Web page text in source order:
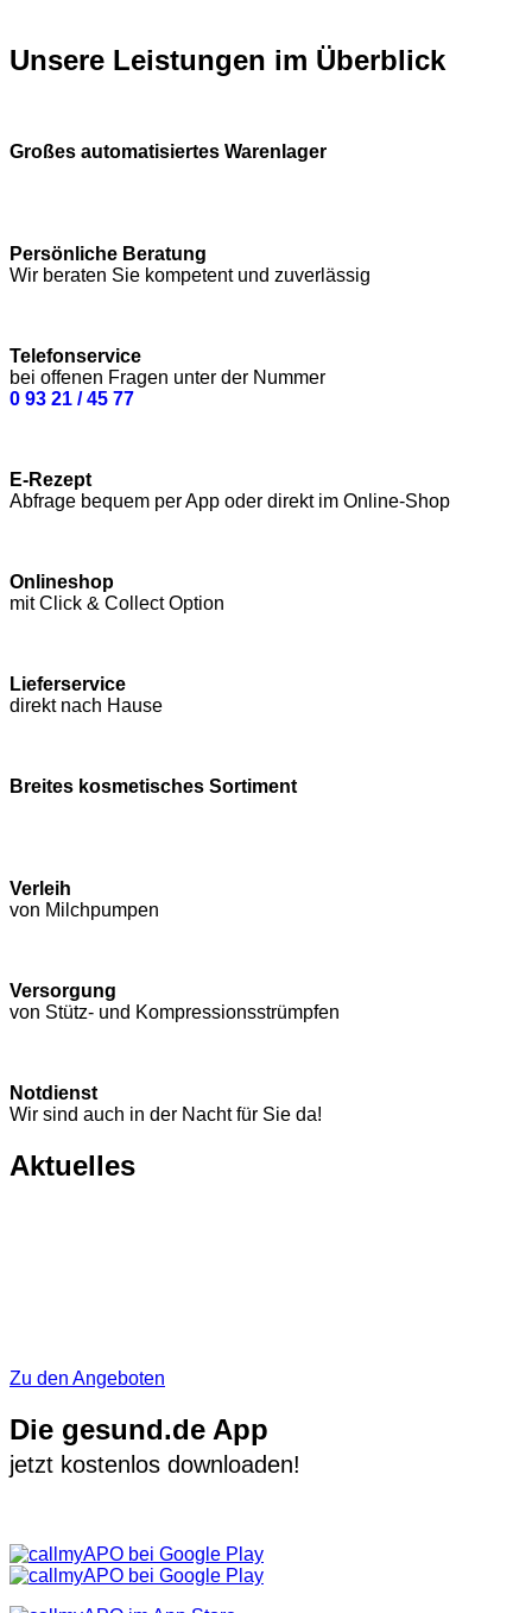
Unsere Leistungen im Überblick
Großes automatisiertes Warenlager
Persönliche Beratung
Wir beraten Sie kompetent und zuverlässig
Telefonservice
bei offenen Fragen unter der Nummer
0 93 21 / 45 77
E-Rezept
Abfrage bequem per App oder direkt im Online-Shop
Onlineshop
mit Click & Collect Option
Lieferservice
direkt nach Hause
Breites kosmetisches Sortiment
Verleih
von Milchpumpen
Versorgung
von Stütz- und Kompressions­strümpfen
Notdienst
Wir sind auch in der Nacht für Sie da!
Aktuelles
Zu den Angeboten
Die gesund.de App
jetzt kostenlos downloaden!